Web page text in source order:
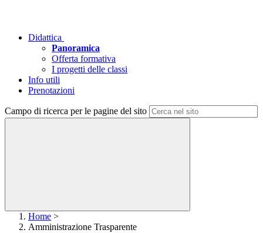
Didattica
Panoramica
Offerta formativa
I progetti delle classi
Info utili
Prenotazioni
Campo di ricerca per le pagine del sito
Home >
Amministrazione Trasparente